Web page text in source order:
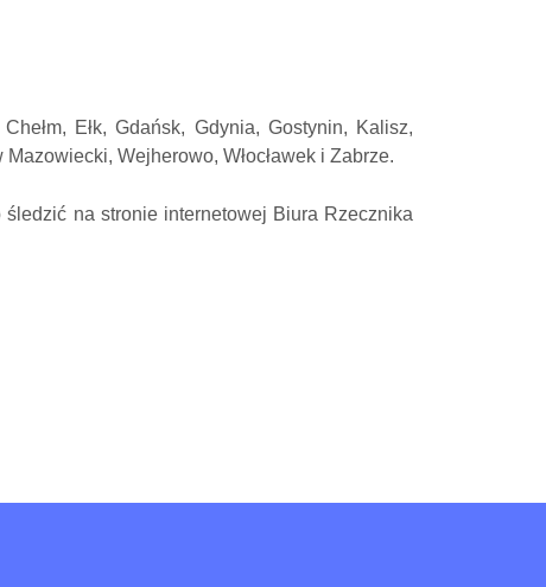
Ełk, Gdańsk, Gdynia, Gostynin, Kalisz,
Wejherowo, Włocławek i Zabrze.
na stronie internetowej Biura Rzecznika